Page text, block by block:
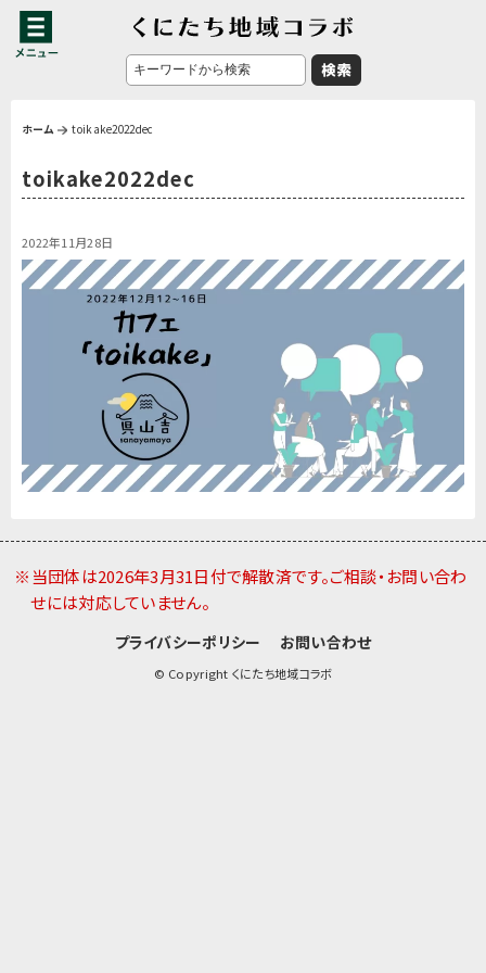
ホーム toikake2022dec
toikake2022dec
2022年11月28日
※当団体は2026年3月31日付で解散済です。ご相談・お問い合わ
せには対応していません。
プライバシーポリシー お問い合わせ
© Copyright くにたち地域コラボ